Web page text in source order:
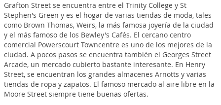
Grafton Street se encuentra entre el Trinity College y St
Stephen's Green y es el hogar de varias tiendas de moda, tales
como Brown Thomas, Weirs, la más famosa joyería de la ciudad
y el más famoso de los Bewley's Cafés. El cercano centro
comercial Powerscourt Towncentre es uno de los mejores de la
ciudad. A pocos pasos se encuentra también el Georges Street
Arcade, un mercado cubierto bastante interesante. En Henry
Street, se encuentran los grandes almacenes Arnotts y varias
tiendas de ropa y zapatos. El famoso mercado al aire libre en la
Moore Street siempre tiene buenas ofertas.